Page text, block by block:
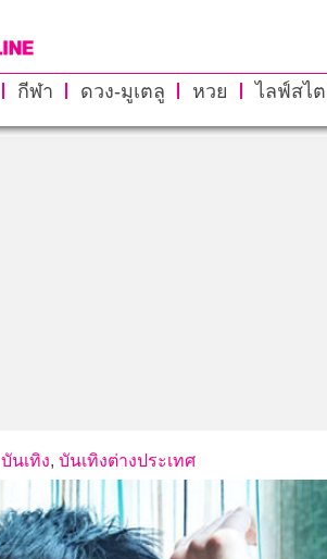
กีฬา ดวง-มูเตลู หวย ไลฟ์สไ
บันเทิง, บันเทิงต่างประเทศ